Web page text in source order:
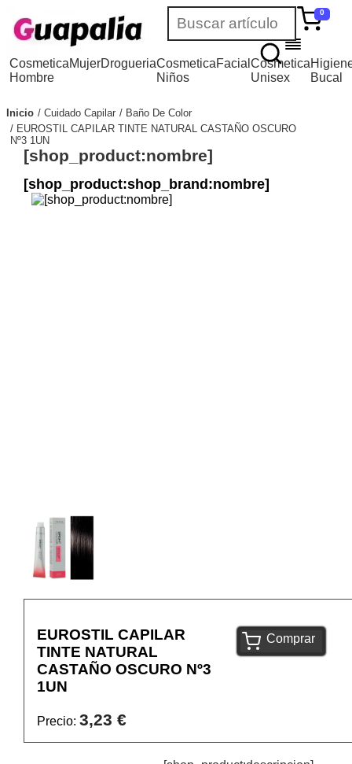
0
Cosmetica
Hombre
MujerDrogueriaCosmetica
Niños
FacialCosmetica
Unisex
Bucal
Inicio Cuidado Capilar
Baño De Color
EUROSTIL CAPILAR TINTE NATURAL CASTAÑO OSCURO
Nº3 1UN
[shop_product:nombre]
[shop_product:shop_brand:nombre]
EUROSTIL CAPILAR
TINTE NATURAL
CASTAÑO OSCURO Nº3
1UN
Precio: 3,23 €
Comprar